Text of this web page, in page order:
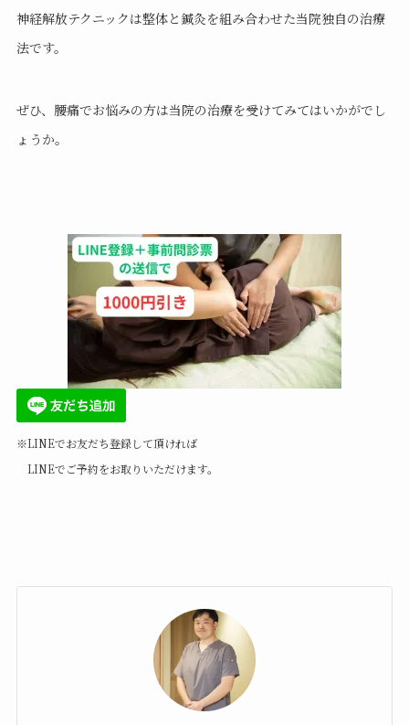
神経解放テクニックは整体と鍼灸を組み合わせた当院独自の治療
法です。
ぜひ、腰痛でお悩みの方は当院の治療を受けてみてはいかがでし
ょうか。
※LINEでお友だち登録して頂ければ
LINEでご予約をお取りいただけます。